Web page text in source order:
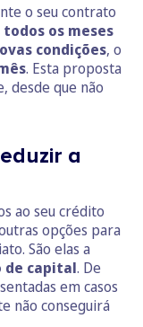
o seu contrato
todos os meses
condições, o
. Esta proposta
desde que não
a
ao seu crédito
opções para
São elas a
capital. De
em casos
não conseguirá